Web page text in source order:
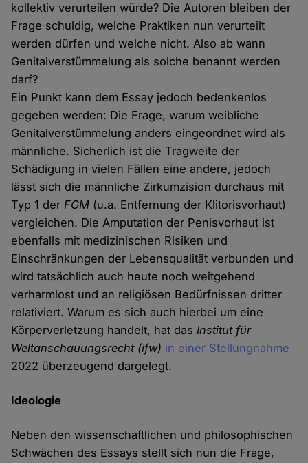
kollektiv verurteilen würde? Die Autoren bleiben der
Frage schuldig, welche Praktiken nun verurteilt
werden dürfen und welche nicht. Also ab wann
Genitalverstümmelung als solche benannt werden
darf?
Ein Punkt kann dem Essay jedoch bedenkenlos
gegeben werden: Die Frage, warum weibliche
Genitalverstümmelung anders eingeordnet wird als
männliche. Sicherlich ist die Tragweite der
Schädigung in vielen Fällen eine andere, jedoch
lässt sich die männliche Zirkumzision durchaus mit
Typ 1 derFGM (u.a. Entfernung der Klitorisvorhaut)
vergleichen. Die Amputation der Penisvorhaut ist
ebenfalls mit medizinischen Risiken und
Einschränkungen der Lebensqualität verbunden und
wird tatsächlich auch heute noch weitgehend
verharmlost und an religiösen Bedürfnissen dritter
relativiert. Warum es sich auch hierbei um eine
Körperverletzung handelt, hat dasInstitut für
Weltanschauungsrecht (ifw) in einer Stellungnahme
2022 überzeugend dargelegt.
Ideologie
Neben den wissenschaftlichen und philosophischen
Schwächen des Essays stellt sich nun die Frage,